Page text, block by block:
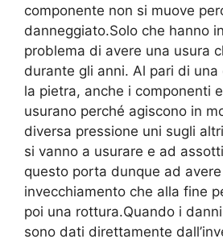
componente non si muove
danneggiato.Solo che hanno
problema di avere una usura
durante gli anni. Al pari di una
la pietra, anche i componenti
usurano perché agiscono in
diversa pressione uni sugli
si vanno a usurare e ad
questo porta dunque ad
invecchiamento che alla fine
poi una rottura.Quando i
sono dati direttamente